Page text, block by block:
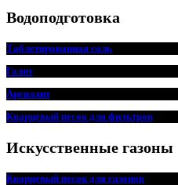
Водоподготовка
Таблетированная соль
Галит
Аргиллит
Кварцевый песок для фильтров
Искусственные газоны
Кварцевый песок для газонов